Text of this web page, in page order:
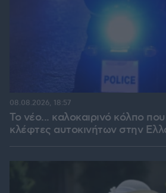
Το νέο... καλοκαιρινό κόλπο
κλέφτες αυτοκινήτων στην
08.08.2026, 18:57